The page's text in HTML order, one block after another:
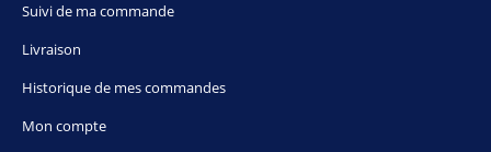
Suivi de ma commande
Livraison
Historique de mes commandes
Mon compte